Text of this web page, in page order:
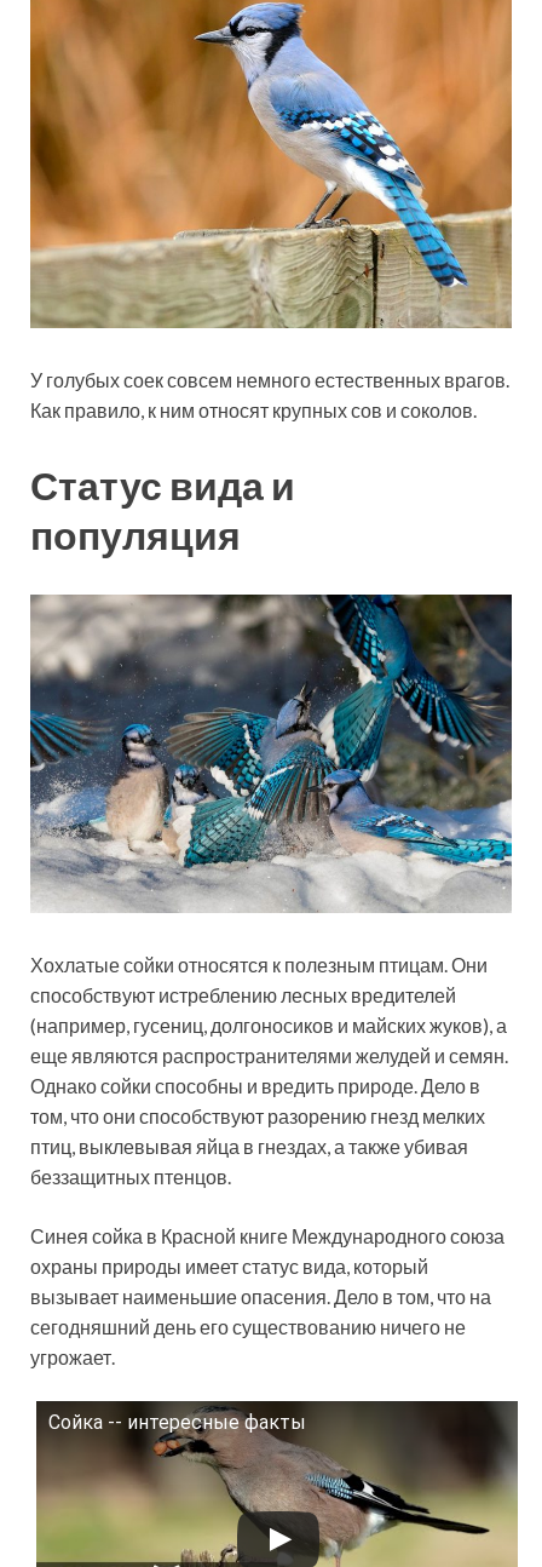
У голубых соек совсем немного естественных врагов.
Как правило, к ним относят крупных сов и соколов.
Статус вида и
популяция
Хохлатые сойки относятся к полезным птицам. Они
способствуют истреблению лесных вредителей
(например, гусениц, долгоносиков и майских жуков), а
еще являются распространителями желудей и семян.
Однако сойки способны и вредить природе. Дело в
том, что они способствуют разорению гнезд мелких
птиц, выклевывая яйца в гнездах, а также убивая
беззащитных птенцов.
Синея сойка в Красной книге Международного союза
охраны природы имеет статус вида, который
вызывает наименьшие опасения. Дело в том, что на
сегодняшний день его существованию ничего не
угрожает.
Сойка -- интересные факты
Смотрите это видео на YouTube